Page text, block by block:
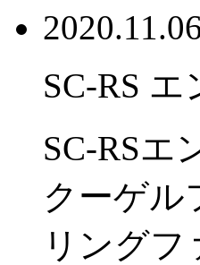
SC-RS
SC-RSエ
クーゲル
リング